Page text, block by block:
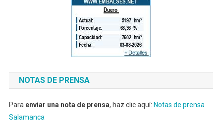
NOTAS DE PRENSA
Para enviar una nota de prensa, haz clic aquí: Notas de prensa
Salamanca